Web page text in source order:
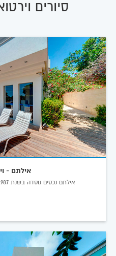
סיורים
אילתם -
אילתם נכסים נוסדה בשנת 1987 על ידי הגב 'אילנה שימשוביץ.